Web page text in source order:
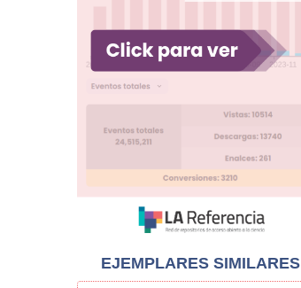
EJEMPLARES SIMILARES